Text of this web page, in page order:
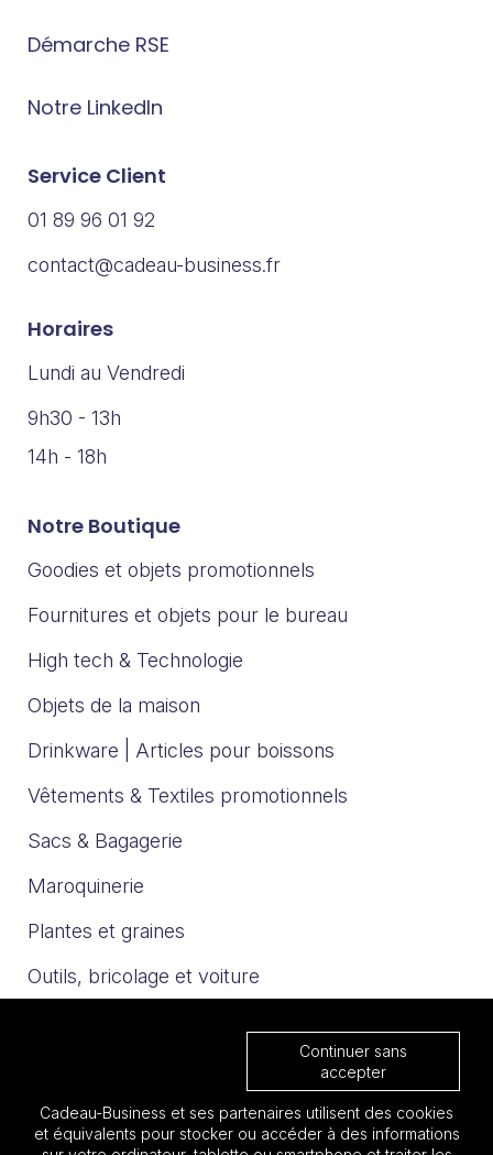
Démarche RSE
Notre LinkedIn
Service Client
01 89 96 01 92
contact@cadeau-business.fr
Horaires
Lundi au Vendredi
9h30 - 13h
14h - 18h
Notre Boutique
Goodies et objets promotionnels
Fournitures et objets pour le bureau
High tech & Technologie
Objets de la maison
Drinkware | Articles pour boissons
Vêtements & Textiles promotionnels
Sacs & Bagagerie
Maroquinerie
Plantes et graines
Outils, bricolage et voiture
Nos catalogues
Continuer sans
accepter
Cadeau-Business et ses partenaires utilisent des cookies
et équivalents pour stocker ou accéder à des informations